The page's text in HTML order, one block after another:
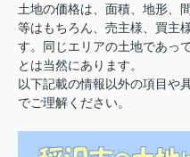
土地の価格は、面積、地形、
等はもちろん、売主様、買主
す。同じエリアの土地であっ
とは当然にあります。
以下記載の情報以外の項目や
でご理解ください。